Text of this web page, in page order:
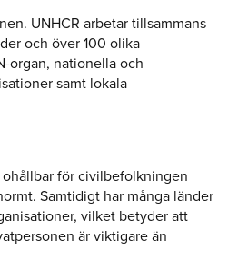
UNHCR arbetar tillsammans
och över 100 olika
organ, nationella och
samt lokala
för civilbefolkningen
Samtidigt har många länder
vilket betyder att
är viktigare än